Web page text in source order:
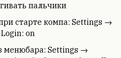
пальчики
старте компа: Settings →
on
менюбара: Settings →